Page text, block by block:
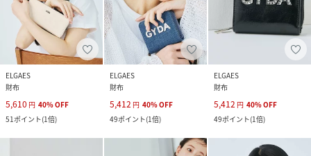
ELGAES
財布
5,610 円 40%OFF
51ポイント(1倍)
ELGAES
財布
5,412 円 40%OFF
49ポイント(1倍)
ELGAES
財布
5,412 円 40%OFF
49ポイント(1倍)